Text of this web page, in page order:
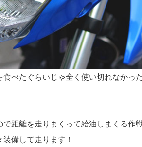
べたぐらいじゃ全く使い切れなかっ
距離を走りまくって給油しまくる作戦
備して走ります！